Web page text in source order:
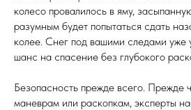
колесо провалилось в яму,
разумным будет попытаться сдать
колее. Снег под вашими следами уже
шанс на спасение без глубокого
Безопасность прежде всего. Прежде
маневрам или раскопкам, эксперты